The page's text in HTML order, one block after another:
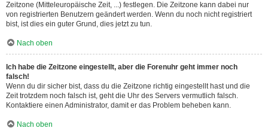
Zeitzone (Mitteleuropäische Zeit, ...) festlegen. Die Zeitzone kann dabei nur
von registrierten Benutzern geändert werden. Wenn du noch nicht registriert
bist, ist dies ein guter Grund, dies jetzt zu tun.
Nach oben
Ich habe die Zeitzone eingestellt, aber die Forenuhr geht immer noch
falsch!
Wenn du dir sicher bist, dass du die Zeitzone richtig eingestellt hast und die
Zeit trotzdem noch falsch ist, geht die Uhr des Servers vermutlich falsch.
Kontaktiere einen Administrator, damit er das Problem beheben kann.
Nach oben